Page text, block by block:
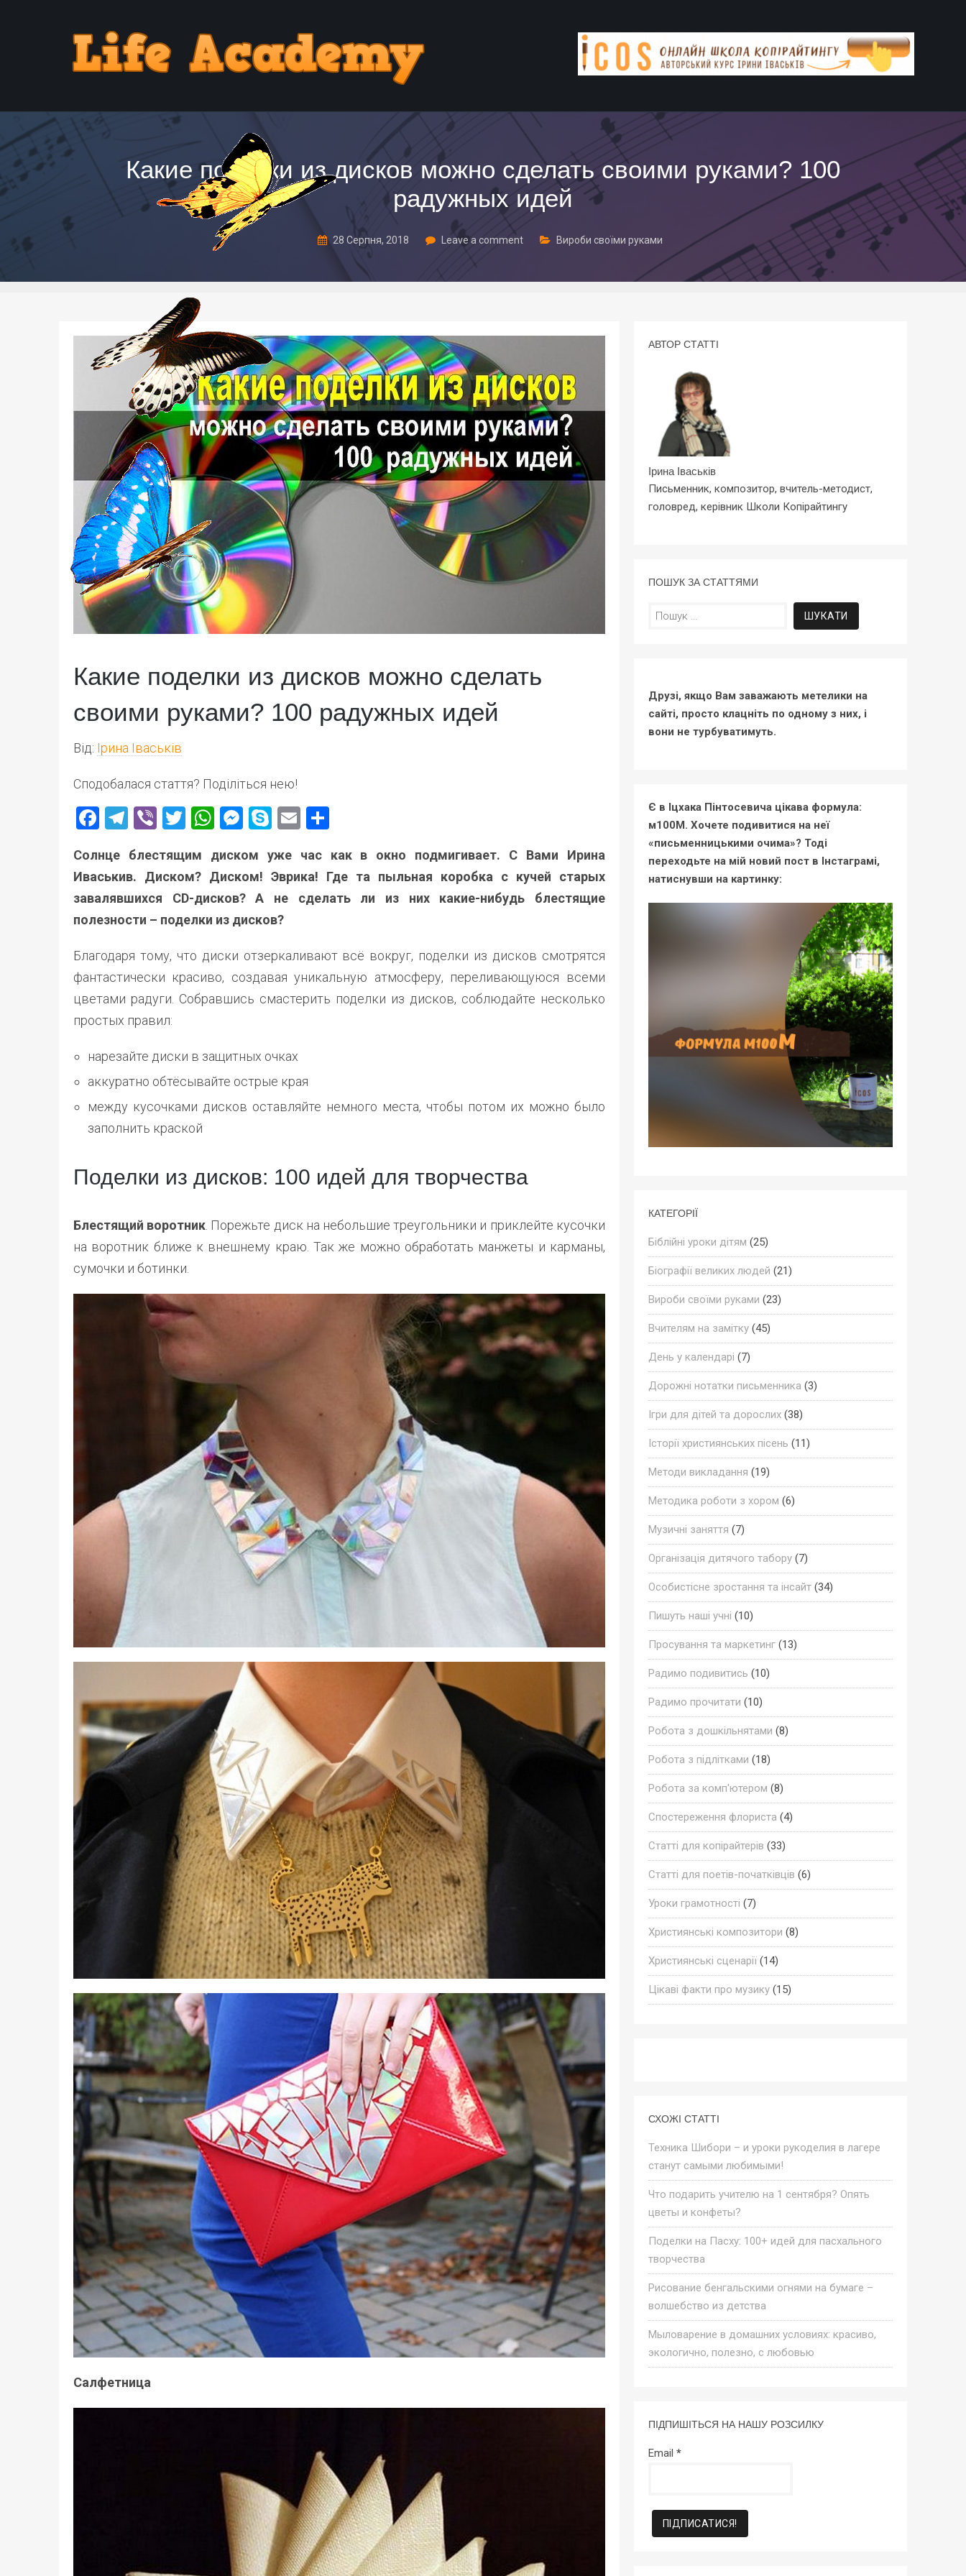
Какие поделки из дисков можно сделать своими руками? 100
радужных идей
28 Серпня, 2018 Leave a comment Вироби своїми руками
Какие поделки из дисков можно сделать
своими руками? 100 радужных идей
Від: Ірина Іваськів
Сподобалася стаття? Поділіться нею!
Facebook
Telegram
ViberTwitter
WhatsApp
Messenger
Skype
Email
Солнце блестящим диском уже час как в окно подмигивает. С Вами Ирина
Иваськив. Диском? Диском! Эврика! Где та пыльная коробка с кучей старых
завалявшихся CD-дисков? А не сделать ли из них какие-нибудь блестящие
полезности – поделки из дисков?
Благодаря тому, что диски отзеркаливают всё вокруг, поделки из дисков смотрятся
фантастически красиво, создавая уникальную атмосферу, переливающуюся всеми
цветами радуги. Собравшись смастерить поделки из дисков, соблюдайте несколько
простых правил:
нарезайте диски в защитных очках
аккуратно обтёсывайте острые края
между кусочками дисков оставляйте немного места, чтобы потом их можно было
заполнить краской
Поделки из дисков: 100 идей для творчества
Блестящий воротник . Порежьте диск на небольшие треугольники и приклейте кусочки
на воротник ближе к внешнему краю. Так же можно обработать манжеты и карманы,
сумочки и ботинки.
Салфетница
АВТОР СТАТТІ
Ірина Іваськів
Письменник, композитор, вчитель-методист,
головред, керівник Школи Копірайтингу
ПОШУК ЗА СТАТТЯМИ
Пошук:
Друзі, якщо Вам заважають метелики на
сайті, просто клацніть по одному з них, і
вони не турбуватимуть.
Є в Іцхака Пінтосевича цікава формула:
м100М. Хочете подивитися на неї
«письменницькими очима»? Тоді
переходьте на мій новий пост в Інстаграмі,
натиснувши на картинку:
КАТЕГОРІЇ
Біблійні уроки дітям (25)
Біографії великих людей (21)
Вироби своїми руками (23)
Вчителям на замітку(45)
День у календарі (7)
Дорожні нотатки письменника (3)
Ігри для дітей та дорослих(38)
Історії християнських пісень (11)
Методи викладання (19)
Методика роботи з хором (6)
Музичні заняття (7)
Організація дитячого табору(7)
Особистісне зростання та інсайт(34)
Пишуть наші учні (10)
Просування та маркетинг(13)
Радимо подивитись (10)
Радимо прочитати (10)
Робота з дошкільнятами (8)
Робота з підлітками (18)
Робота за комп'ютером (8)
Спостереження флориста (4)
Статті для копірайтерів (33)
Статті для поетів-початківців (6)
Уроки грамотності (7)
Християнські композитори (8)
Християнські сценарії(14)
Цікаві факти про музику(15)
СХОЖІ СТАТТІ
Техника Шибори – и уроки рукоделия в лагере
станут самыми любимыми!
Что подарить учителю на 1 сентября? Опять
цветы и конфеты?
Поделки на Пасху: 100+ идей для пасхального
творчества
Рисование бенгальскими огнями на бумаге –
волшебство из детства
Мыловарение в домашних условиях: красиво,
экологично, полезно, с любовью
ПІДПИШІТЬСЯ НА НАШУ РОЗСИЛКУ
Email *